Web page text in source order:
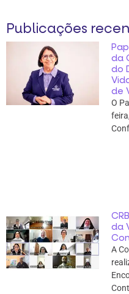
Publicações
da
do
de
O
da
A